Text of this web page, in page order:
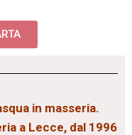
in masseria.
a Lecce, dal 1996